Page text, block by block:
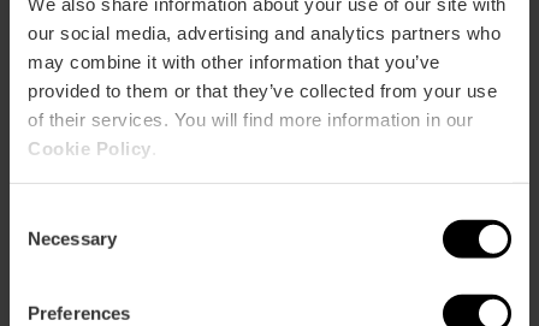
our social media, advertising and analytics partners who
may combine it with other information that you’ve
provided to them or that they’ve collected from your use
of their services. You will find more information in our
Cookie Policy
Selection
Necessary
Preferences
C. de Castelló, 20, Ensanche, 46004, Valencia,
España